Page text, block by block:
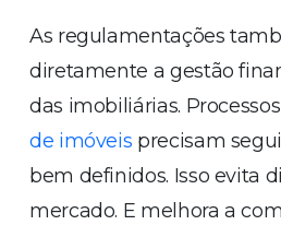
As regulamentações
diretamente a gestão
das imobiliárias.
de imóveis precisam
bem definidos. Isso evita
mercado. E melhora a